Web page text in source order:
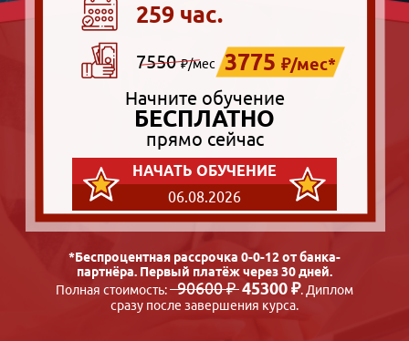
259 час.
7550₽/мес 3775 ₽/мес*
Начните обучение
БЕСПЛАТНО
прямо сейчас
НАЧАТЬ ОБУЧЕНИЕ
06.08.2026
*Беспроцентная рассрочка 0-0-12 от банка-
партнёра. Первый платёж через 30 дней.
Полная стоимость:90600 ₽45300 ₽. Диплом
сразу после завершения курса.